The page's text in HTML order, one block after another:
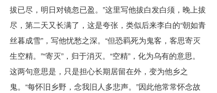
拔已尽，明日对镜忽已盈。”这里写他拔白发白须，晚上拔
尽，第二天又长满了，这是夸张，类似后来李白的“朝如青
丝暮成雪”，写他忧愁之深。“但恐羁死为鬼客，客思寄灭
生空精。”“寄灭”，归于消灭。“空精”，化为乌有的意思。
这两句意思是，只是担心长期居留在外，变为他乡之
鬼。“每怀旧乡野，念我旧人多悲声。”因此他常常怀念故